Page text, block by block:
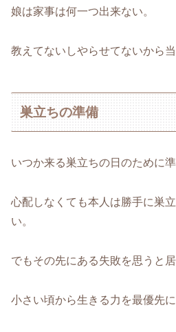
娘は家事は何一つ出来ない。
教えてないしやらせてないから当
巣立ちの準備
いつか来る巣立ちの日のために
心配しなくても本人は勝手に巣
い。
でもその先にある失敗を思うと
小さい頃から生きる力を最優先